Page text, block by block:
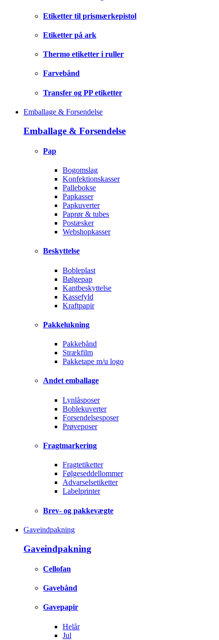
Etiketter til prismærkepistol
Etiketter på ark
Thermo etiketter i ruller
Farvebånd
Transfer og PP etiketter
Emballage & Forsendelse
Emballage & Forsendelse
Pap
Bogomslag
Konfektionskasser
Pallebokse
Papkasser
Papkuverter
Paprør & tubes
Postæsker
Webshopkasser
Beskyttelse
Bobleplast
Bølgepap
Kantbeskyttelse
Kassefyld
Kraftpapir
Pakkelukning
Pakkebånd
Strækfilm
Pakketape m/u logo
Andet emballage
Lynlåsposer
Boblekuverter
Forsendelsesposer
Prøveposer
Fragtmarkering
Fragtetiketter
Følgeseddellommer
Advarselsetiketter
Labelprinter
Brev- og pakkevægte
Gaveindpakning
Gaveindpakning
Cellofan
Gavebånd
Gavepapir
Helår
Jul